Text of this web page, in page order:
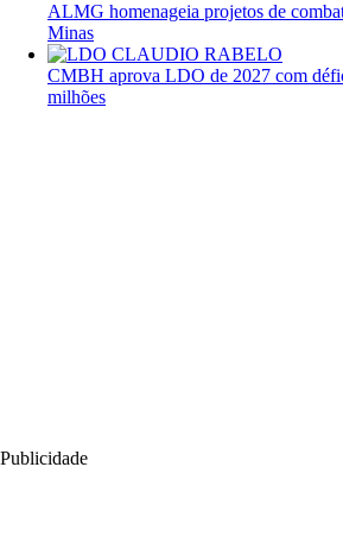
ALMG homenageia projetos de
Minas
CMBH aprova LDO de 2027 com
milhões
Publicidade